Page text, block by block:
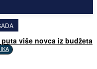
više novca iz budžeta